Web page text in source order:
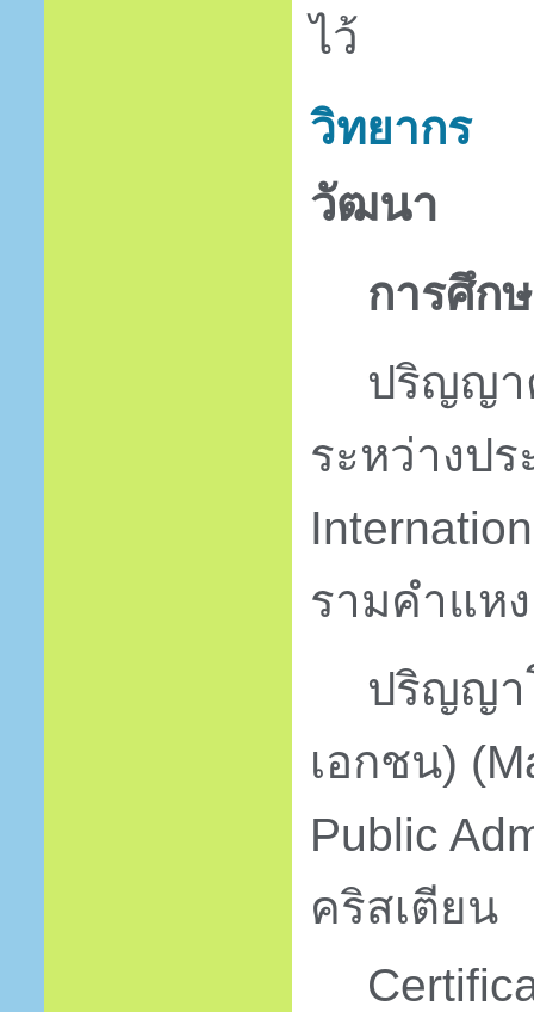
ไว้
วิทยากร
วัฒนา
การศึก
ปริญญา
ระหว่างป
รามคำแหง
ปริญญา
เอกชน)
Public
คริสเตียน